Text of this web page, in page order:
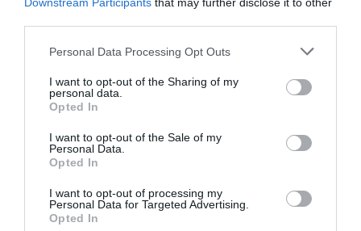
Personal Data Processing Opt Outs
I want to opt-out of the Sharing of my
personal data.
Opted In
I want to opt-out of the Sale of my
Personal Data.
Opted In
I want to opt-out of processing my
Personal Data for Targeted Advertising.
Opted In
Aucun commentaire !
FAIRE UN DON
Appel aux lecteurs !
Soutenez Air Journal participez
à son